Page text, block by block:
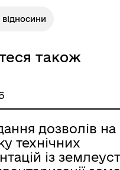
також
дозволів на
технічних
із